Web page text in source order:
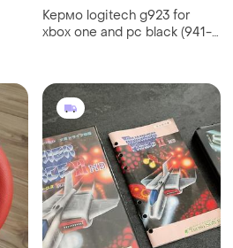
Кермо logitech g923 for
xbox one and pc black (941-